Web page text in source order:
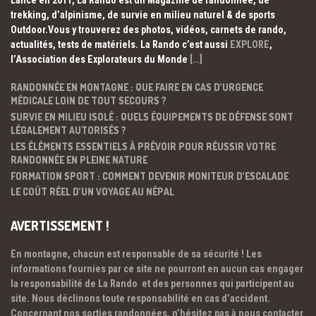
trekking, d’alpinisme, de survie en milieu naturel & de sports
Outdoor.Vous y trouverez des photos, vidéos, carnets de rando,
actualités, tests de matériels. La Rando c’est aussi EXPLORE,
l’Association des Explorateurs du Monde […]
RANDONNÉE EN MONTAGNE : QUE FAIRE EN CAS D’URGENCE
MÉDICALE LOIN DE TOUT SECOURS ?
SURVIE EN MILIEU ISOLÉ : QUELS ÉQUIPEMENTS DE DÉFENSE SONT
LÉGALEMENT AUTORISÉS ?
LES ÉLÉMENTS ESSENTIELS À PRÉVOIR POUR RÉUSSIR VOTRE
RANDONNÉE EN PLEINE NATURE
FORMATION SPORT : COMMENT DEVENIR MONITEUR D’ESCALADE
LE COÛT RÉEL D’UN VOYAGE AU NÉPAL
AVERTISSEMENT !
En montagne, chacun est responsable de sa sécurité ! Les
informations fournies par ce site ne pourront en aucun cas engager
la responsabilité de La Rando et des personnes qui participent au
site. Nous déclinons toute responsabilité en cas d’accident.
Concernant nos sorties randonnées, n’hésitez pas à nous contacter